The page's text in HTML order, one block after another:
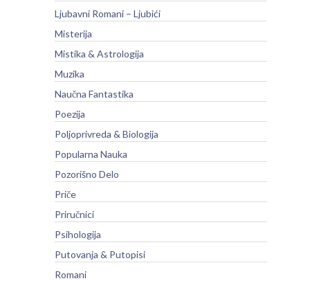
Ljubavni Romani – Ljubići
Misterija
Mistika & Astrologija
Muzika
Naučna Fantastika
Poezija
Poljoprivreda & Biologija
Popularna Nauka
Pozorišno Delo
Priče
Priručnici
Psihologija
Putovanja & Putopisi
Romani